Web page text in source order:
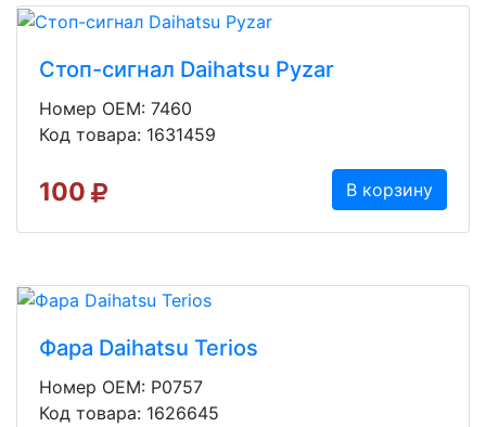
Стоп-сигнал Daihatsu Pyzar
Номер OEM: 7460
Код товара: 1631459
100 В корзину
Фара Daihatsu Terios
Номер OEM: P0757
Код товара: 1626645